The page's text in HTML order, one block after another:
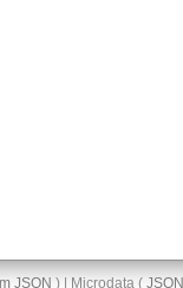
JSON ) | Microdata ( JSON